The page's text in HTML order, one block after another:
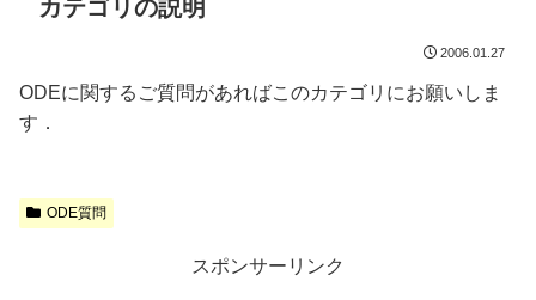
カテゴリの説明
2006.01.27
ODEに関するご質問があればこのカテゴリにお願いしま
す．
ODE質問
スポンサーリンク